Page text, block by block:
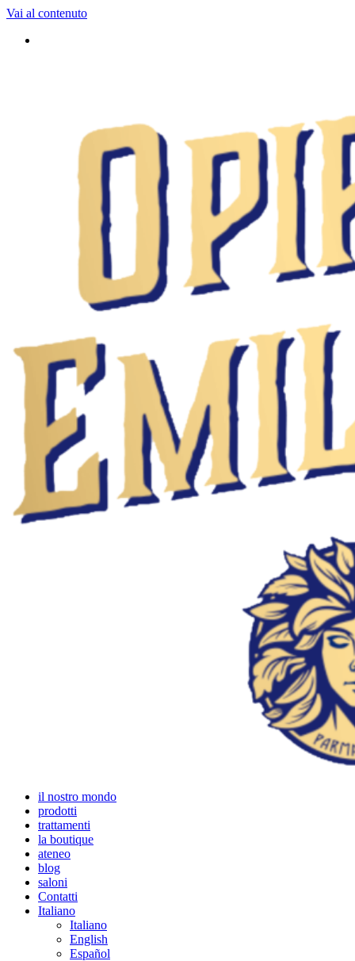
Vai al contenuto
il nostro mondo
prodotti
trattamenti
la boutique
ateneo
blog
saloni
Contatti
Italiano
Italiano
English
Español